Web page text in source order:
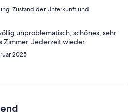
Zustand der Unterkunft und
unproblematisch; schönes, sehr
Zimmer. Jederzeit wieder.
2025